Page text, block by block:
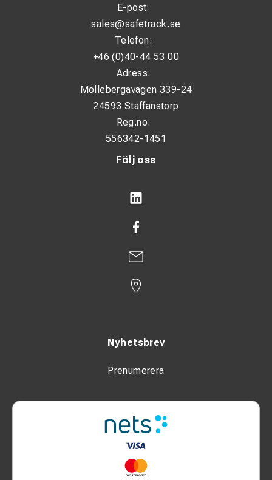
Följ oss
Nyhetsbrev
Prenumerera
E-post:
sales@safetrack.se
Telefon:
+46 (0)40-44 53 00
Adress:
Möllebergavägen 339-24
24593 Staffanstorp
Reg.no:
556342-1451